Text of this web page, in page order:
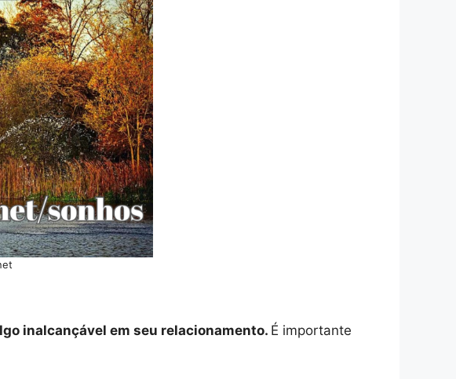
inalcançável em seu relacionamento. É importante